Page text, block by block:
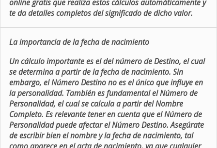
online gratis que realiza estos cálculos automáticamente y
te da detalles completos del significado de dicho valor.
La importancia de la fecha de nacimiento
Un cálculo importante es el del número de Destino, el cual
se determina a partir de la fecha de nacimiento. Sin
embargo, el Número Destino no es el único que influye en
la personalidad. También es fundamental el Número de
Personalidad, el cual se calcula a partir del Nombre
Completo. Es relevante tener en cuenta que el Número de
Personalidad puede afectar el Número Destino. Asegúrate
de escribir bien el nombre y la fecha de nacimiento, tal